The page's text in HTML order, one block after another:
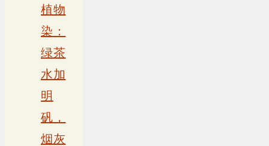
植物
染：
绿茶
水加
明
矾，
烟灰